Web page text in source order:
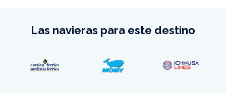
Las navieras para este destino